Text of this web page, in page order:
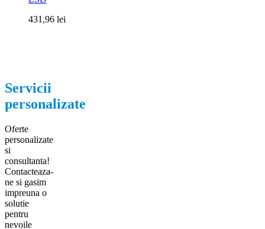
431,96 lei
Servicii
personalizate
Oferte
personalizate
si
consultanta!
Contacteaza-
ne si gasim
impreuna o
solutie
pentru
nevoile